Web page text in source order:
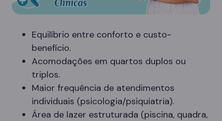
Equilíbrio entre conforto e custo-
benefício.
Acomodações em quartos duplos ou
triplos.
Maior frequência de atendimentos
individuais (psicologia/psiquiatria).
Área de lazer estruturada (piscina, quadra,